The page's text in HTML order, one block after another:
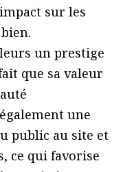
sur les
un prestige
que sa valeur
une
public au site et
ce qui favorise